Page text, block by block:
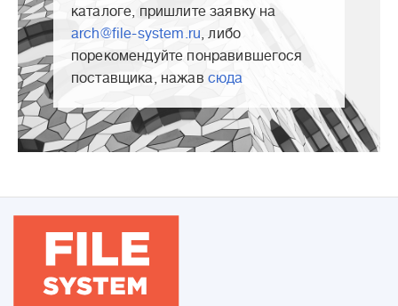
каталоге, пришлите заявку на
arch@file-system.ru, либо
порекомендуйте понравившегося
поставщика, нажав сюда